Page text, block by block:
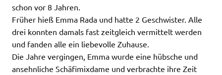
schon vor 8 Jahren.
Früher hieß Emma Rada und hatte 2 Geschwister. Alle
drei konnten damals fast zeitgleich vermittelt werden
und fanden alle ein liebevolle Zuhause.
Die Jahre vergingen, Emma wurde eine hübsche und
ansehnliche Schäfimixdame und verbrachte ihre Zeit